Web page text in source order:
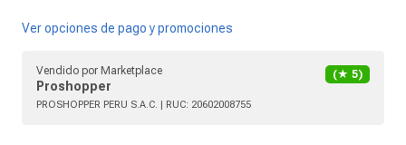
Ver opciones de pago y promociones
Vendido por Marketplace
Proshopper
(★ 5)
PROSHOPPER PERU S.A.C. | RUC: 20602008755